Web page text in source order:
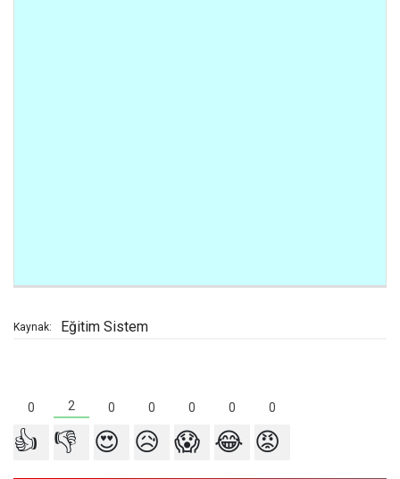
Kaynak: Eğitim Sistem
0 2 0 0 0 0 0
👍 👎 😍 😥 😱 😂 😡